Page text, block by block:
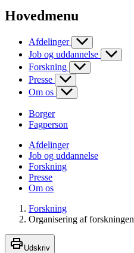
Hovedmenu
Afdelinger
Job og uddannelse
Forskning
Presse
Om os
Borger
Fagperson
Afdelinger
Job og uddannelse
Forskning
Presse
Om os
Forskning
Organisering af forskningen
Udskriv